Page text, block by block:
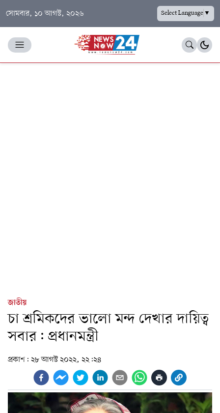
সোমবার, ১০ আগস্ট, ২০২৬ Select Language▼
জাতীয়
চা শ্রমিকদের ভালো মন্দ দেখার দায়িত্ব
সবার: প্রধানমন্ত্রী
প্রকাশ: ২৮ আগস্ট ২০২২, ২২:২৪